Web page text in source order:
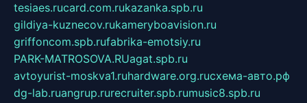
tesiaes.rucard.com.rukazanka.spb.ru
gildiya-kuznecov.rukameryboavision.ru
griffoncom.spb.rufabrika-emotsiy.ru
PARK-MATROSOVA.RUagat.spb.ru
avtoyurist-moskva1.ruhardware.org.ruсхема-авто.рф
dg-lab.ruangrup.rurecruiter.spb.rumusic8.spb.ru